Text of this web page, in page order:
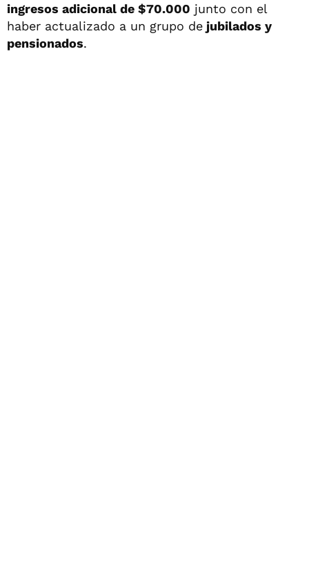
ingresos adicional de $70.000 junto con el
haber actualizado a un grupo de jubilados y
pensionados.